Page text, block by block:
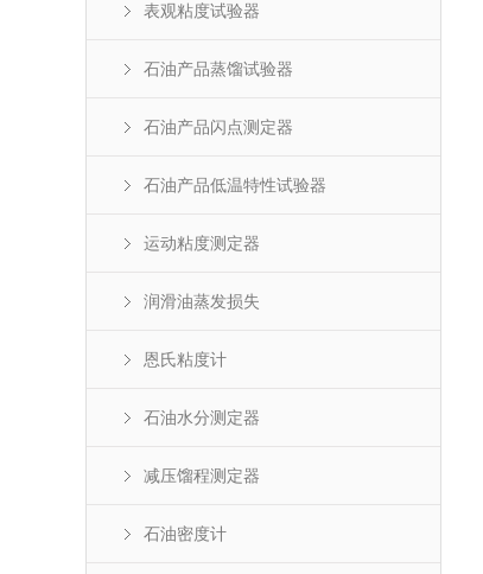
表观粘度试验器
石油产品蒸馏试验器
石油产品闪点测定器
石油产品低温特性试验器
运动粘度测定器
润滑油蒸发损失
恩氏粘度计
石油水分测定器
减压馏程测定器
石油密度计